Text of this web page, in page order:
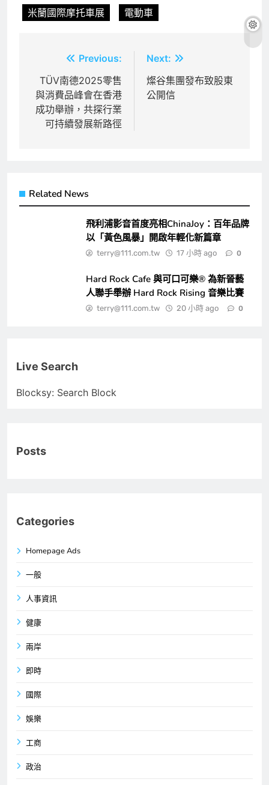
米蘭國際摩托車展 電動車
章
導
Previous:
TÜV南德2025零售
與消費品峰會在香港
成功舉辦，共探行業
可持續發展新路徑
Next:
燦谷集團發布致股東
公開信
Related News
飛利浦影音首度亮相ChinaJoy：百年品牌
以「黃色風暴」開啟年輕化新篇章
terry@111.com.tw 17 小時 ago 0
Hard Rock Cafe 與可口可樂® 為新晉藝
人聯手舉辦 Hard Rock Rising 音樂比賽
terry@111.com.tw 20 小時 ago 0
Live Search
Blocksy: Search Block
Posts
Categories
Homepage Ads
一般
人事資訊
健康
兩岸
即時
國際
娛樂
工商
政治